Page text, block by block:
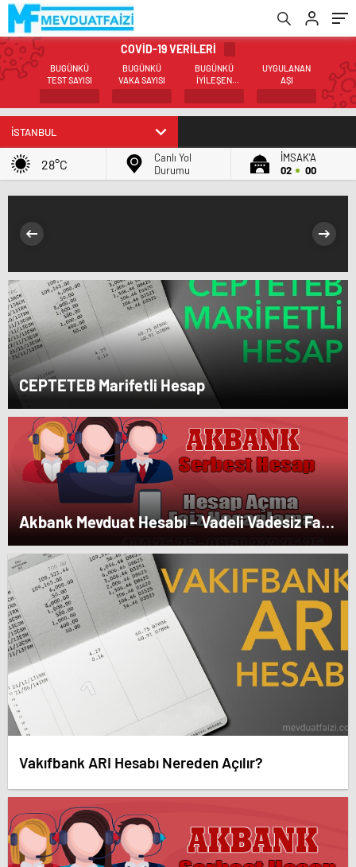
COVİD-19 VERİLERİ
BUGÜNKÜ
TEST SAYISI
BUGÜNKÜ
VAKA SAYISI
BUGÜNKÜ
İYİLEŞEN
SAYISI
UYGULANAN
AŞI
28°C
Canlı Yol
Durumu
İMSAK'A
02
00
CEPTETEB Marifetli Hesap
Akbank Mevduat Hesabı – Vadeli Vadesiz Faiz
Oranları
Vakıfbank ARI Hesabı Nereden Açılır?